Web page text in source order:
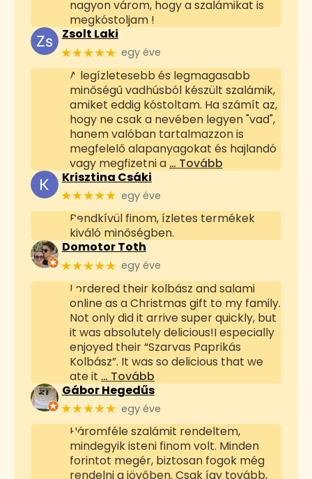
nagyon várom, hogy a szalámikat is
megkóstoljam !
Zsolt Laki
★★★★★ egy éve
A legízletesebb és legmagasabb
minőségű vadhúsból készült szalámik,
amiket eddig kóstoltam. Ha számít az,
hogy ne csak a nevében legyen "vad",
hanem valóban tartalmazzon is
megfelelő alapanyagokat és hajlandó
vagy megfizetni a … Tovább
Krisztina Csáki
★★★★★ egy éve
Rendkívül finom, ízletes termékek
kiváló minőségben.
Domotor Toth
★★★★★ egy éve
I ordered their kolbász and salami
online as a Christmas gift to my family.
Not only did it arrive super quickly, but
it was absolutely delicious!I especially
enjoyed their “Szarvas Paprikás
Kolbász”. It was so delicious that we
ate it … Tovább
Gábor Hegedűs
★★★★★ egy éve
Háromféle szalámit rendeltem,
mindegyik isteni finom volt. Minden
forintot megér, biztosan fogok még
rendelni a jövőben. Csak így tovább,